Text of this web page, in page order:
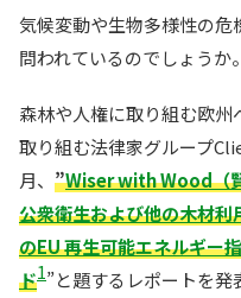
気候変動や生物多様性の
問われているのでしょうか。
森林や人権に取り組む欧
取り組む法律家グループ
月、 ”Wiser with Wood（
公衆衛生および他の木材
のEU 再生可能エネルギー
ド1”と題するレポートを